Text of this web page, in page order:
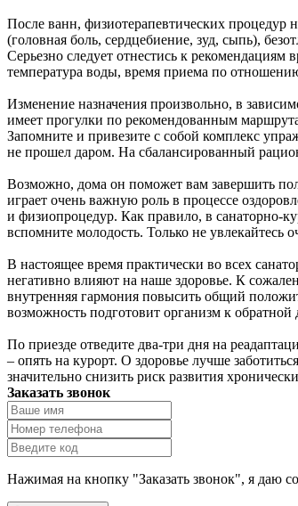
После ванн, физиотерапевтических
(головная боль, сердцебиение, зуд, сыпь),
Серьезно следует отнестись к
температура воды, время приема по
Изменение назначения произвольно, в
имеет прогулки по рекомендованным
Запомните и привезите с собой комплекс
не прошел даром. На сбалансированный
Возможно, дома он поможет вам завершить
играет очень важную роль в процессе
и физиопроцедур. Как правило, в санаторно-
вспомните молодость. Только не
В настоящее время практически во всех
негативно влияют на наше здоровье. К
внутренняя гармония повысить общий
возможность подготовит организм к
По приезде отведите два-три дня на
– опять на курорт. О здоровье лучше
значительно снизить риск развития
Заказать звонок
Нажимая на кнопку "Заказать звонок", я даю